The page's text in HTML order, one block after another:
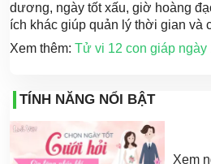
dương, ngày tốt xấu, giờ hoàng
ích khác giúp quản lý thời gian và
Xem thêm: Tử vi 12 con giáp ngày
TÍNH NĂNG NỔI BẬT
Xem